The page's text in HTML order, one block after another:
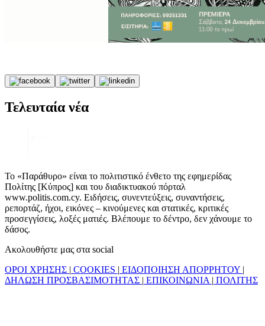
Τελευταία νέα
Το «Παράθυρο» είναι το πολιτιστικό ένθετο της εφημερίδας
Πολίτης [Κύπρος] και του διαδικτυακού πόρταλ
www.politis.com.cy. Ειδήσεις, συνεντεύξεις, συναντήσεις,
ρεπορτάζ, ήχοι, εικόνες – κινούμενες και στατικές, κριτικές
προσεγγίσεις, λοξές ματιές. Βλέπουμε το δέντρο, δεν χάνουμε το
δάσος.
Ακολουθήστε μας στα social
ΟΡΟΙ ΧΡΗΣΗΣ | COOKIES | ΕΙΔΟΠΟΙΗΣΗ ΑΠΟΡΡΗΤΟΥ |
ΔΗΛΩΣΗ ΠΡΟΣΒΑΣΙΜΟΤΗΤΑΣ | ΕΠΙΚΟΙΝΩΝΙΑ | ΠΟΛΙΤΗΣ